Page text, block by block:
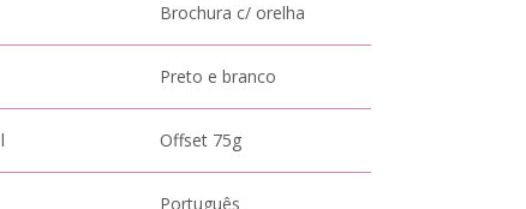
Brochura c/ orelha
Preto e branco
Offset 75g
Português